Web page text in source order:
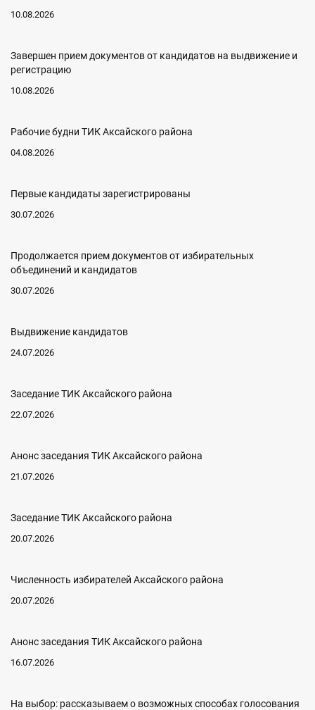
10.08.2026
Завершен прием документов от кандидатов на выдвижение и
регистрацию
10.08.2026
Рабочие будни ТИК Аксайского района
04.08.2026
Первые кандидаты зарегистрированы
30.07.2026
Продолжается прием документов от избирательных
объединений и кандидатов
30.07.2026
Выдвижение кандидатов
24.07.2026
Заседание ТИК Аксайского района
22.07.2026
Анонс заседания ТИК Аксайского района
21.07.2026
Заседание ТИК Аксайского района
20.07.2026
Численность избирателей Аксайского района
20.07.2026
Анонс заседания ТИК Аксайского района
16.07.2026
На выбор: рассказываем о возможных способах голосования